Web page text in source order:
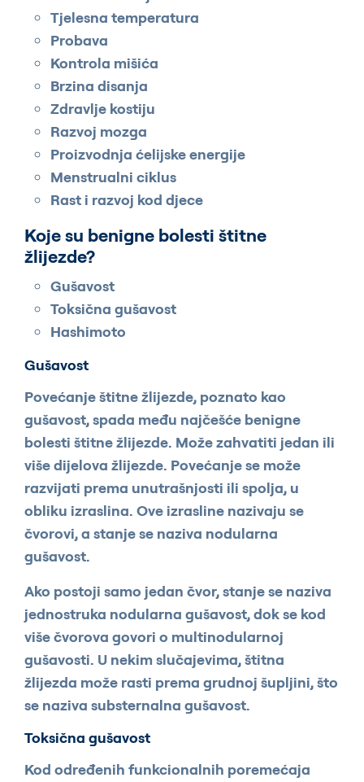
Tjelesna temperatura
Probava
Kontrola mišića
Brzina disanja
Zdravlje kostiju
Razvoj mozga
Proizvodnja ćelijske energije
Menstrualni ciklus
Rast i razvoj kod djece
Koje su benigne bolesti štitne
žlijezde?
Gušavost
Toksična gušavost
Hashimoto
Gušavost
Povećanje štitne žlijezde, poznato kao
gušavost, spada među najčešće benigne
bolesti štitne žlijezde. Može zahvatiti jedan ili
više dijelova žlijezde. Povećanje se može
razvijati prema unutrašnjosti ili spolja, u
obliku izraslina. Ove izrasline nazivaju se
čvorovi, a stanje se naziva nodularna
gušavost.
Ako postoji samo jedan čvor, stanje se naziva
jednostruka nodularna gušavost, dok se kod
više čvorova govori o multinodularnoj
gušavosti. U nekim slučajevima, štitna
žlijezda može rasti prema grudnoj šupljini, što
se naziva substernalna gušavost.
Toksična gušavost
Kod određenih funkcionalnih poremećaja